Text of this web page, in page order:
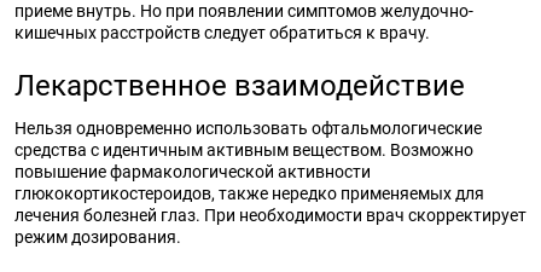
приеме внутрь. Но при появлении симптомов желудочно-
кишечных расстройств следует обратиться к врачу.
Лекарственное взаимодействие
Нельзя одновременно использовать офтальмологические
средства с идентичным активным веществом. Возможно
повышение фармакологической активности
глюкокортикостероидов, также нередко применяемых для
лечения болезней глаз. При необходимости врач скорректирует
режим дозирования.